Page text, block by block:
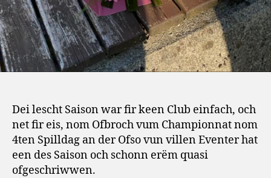
Dei lescht Saison war fir keen Club einfach, och
net fir eis, nom Ofbroch vum Championnat nom
4ten Spilldag an der Ofso vun villen Eventer hat
een des Saison och schonn erëm quasi
ofgeschriwwen.